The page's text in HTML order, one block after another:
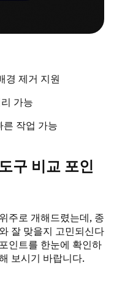
경 제거 지원
가능
른 작업 가능
구 비교 포인
주로 개해드렸는데, 종
잘 맞을지 고민되신다
인트를 한눈에 확인하
보시기 바랍니다.